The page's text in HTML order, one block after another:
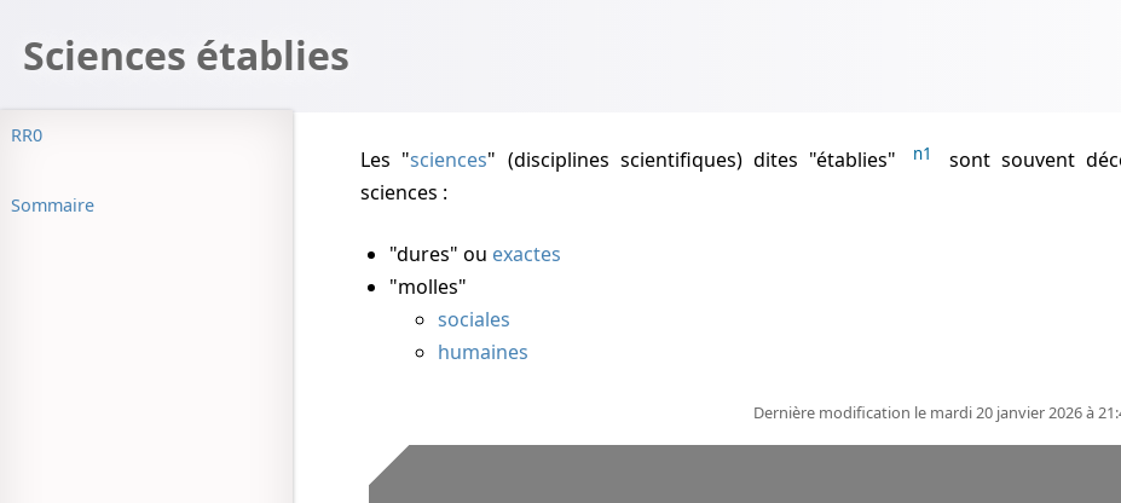
Sciences établies
RR0
Sommaire
Les "sciences" (disciplines scientifiques) dites "établies" n1
sont souvent
sciences :
"dures" ou exactes
"molles"
sociales
humaines
Dernière modification le mardi 20 janvier 2026 à